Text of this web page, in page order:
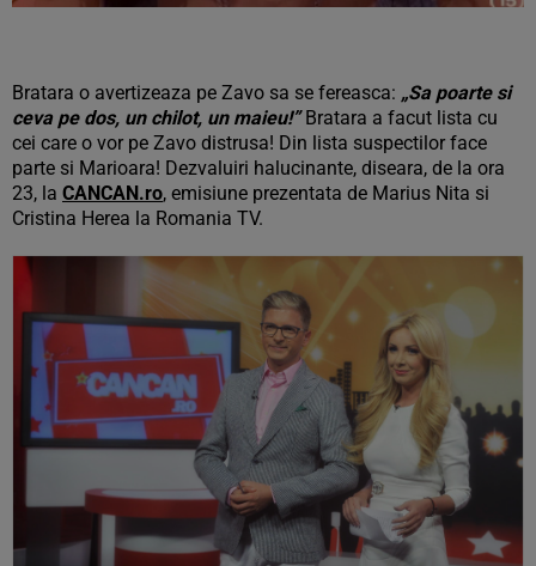
Bratara o avertizeaza pe Zavo sa se fereasca: „Sa poarte si
ceva pe dos, un chilot, un maieu!” Bratara a facut lista cu
cei care o vor pe Zavo distrusa! Din lista suspectilor face
parte si Marioara! Dezvaluiri halucinante, diseara, de la ora
23, la CANCAN.ro, emisiune prezentata de Marius Nita si
Cristina Herea la Romania TV.